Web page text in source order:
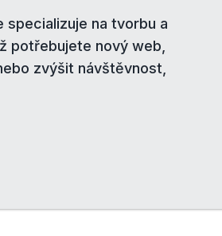
na tvorbu a
potřebujete nový web,
zvýšit návštěvnost,